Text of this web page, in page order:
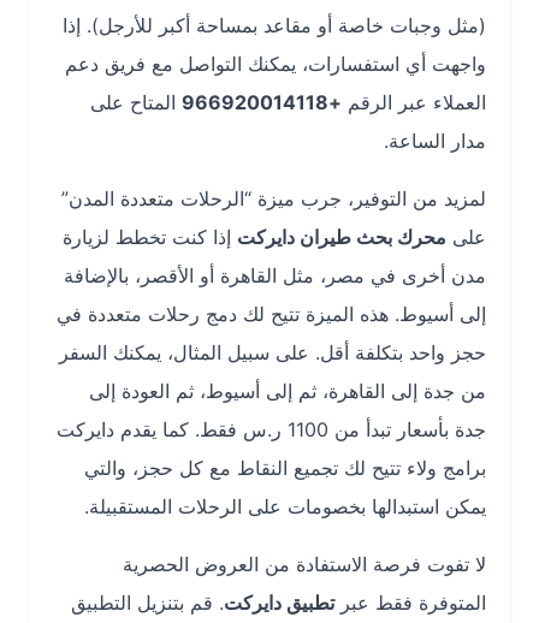
(مثل وجبات خاصة أو مقاعد بمساحة أكبر للأرجل). إذا
واجهت أي استفسارات، يمكنك التواصل مع فريق دعم
العملاء عبر الرقم+966920014118
المتاح على
مدار الساعة.
لمزيد من التوفير، جرب ميزة “الرحلات متعددة المدن”
محرك بحث طيران دايركتإذا كنت تخطط لزيارة
مدن أخرى في مصر، مثل القاهرة أو الأقصر، بالإضافة
إلى أسيوط. هذه الميزة تتيح لك دمج رحلات متعددة في
حجز واحد بتكلفة أقل. على سبيل المثال، يمكنك السفر
من جدة إلى القاهرة، ثم إلى أسيوط، ثم العودة إلى
جدة بأسعار تبدأ من 1100 ر.س فقط. كما يقدم دايركت
برامج ولاء تتيح لك تجميع النقاط مع كل حجز، والتي
يمكن استبدالها بخصومات على الرحلات المستقبيلة.
لا تفوت فرصة الاستفادة من العروض الحصرية
المتوفرة فقط عبرتطبيق دايركت. قم بتنزيل التطبيق